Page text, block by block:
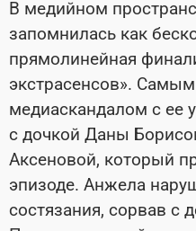
В медийном
запомнилась как
прямолинейная
экстрасенсов».
медиаскандалом с ее
с дочкой Даны
Аксеновой, который
эпизоде. Анжела
состязания, сорвав с